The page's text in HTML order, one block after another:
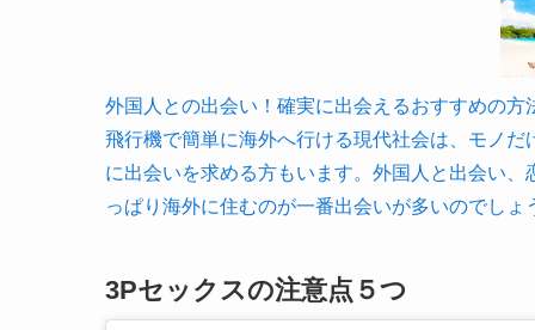
外国人との出会い！確実に出会えるおすすめの方
飛行機で簡単に海外へ行ける現代社会は、モノ
に出会いを求める方もいます。外国人と出会い
っぱり海外に住むのが一番出会いが多いのでしょ
3Pセックスの注意点５つ